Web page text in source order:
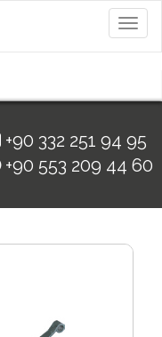
Menü
+90 332 251 94 95
+90 553 209 44 60